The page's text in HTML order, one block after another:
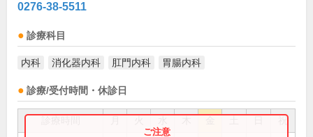
0276-38-5511
診療科目
内科 消化器内科 肛門内科 胃腸内科
診療/受付時間・休診日
祝